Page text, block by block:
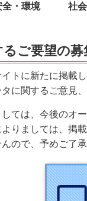
・環境 社
ご要望の
トに新たに掲載
に関するご意見
ては、今後のオ
りましては、掲
ので、予めご了承